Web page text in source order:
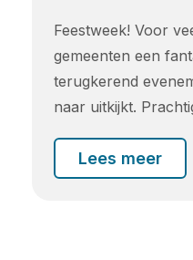
Feestweek! Voor
gemeenten een
terugkerend
naar uitkijkt.
Lees meer